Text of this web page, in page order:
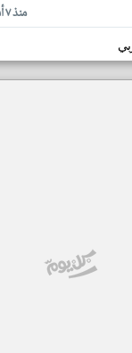
منذ ٧ أشهر